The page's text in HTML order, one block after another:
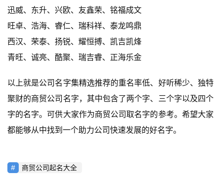
迅威、东升、兴欧、友鑫荣、铭福成文
旺卓、浩海、睿仁、瑞科祥、泰龙鸣鼎
西汉、荣泰、扬锐、耀恒搏、凯吉凯烽
青旺、诚亮、酷聚、瑞吉睿、正海乐金
以上就是公司名字集精选推荐的重名率低、好听稀少、独特
聚财的商贸公司名字，其中包含了两个字、三个字以及四个
字的名字。可供大家作为商贸公司取名字的参考。希望大家
都能够从中找到一个助力公司快速发展的好名字。
商贸公司起名大全